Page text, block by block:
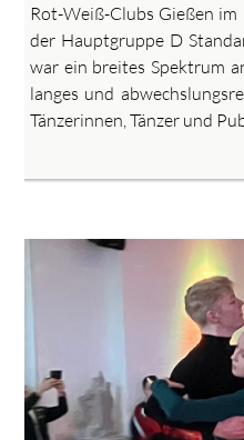
Rot-Weiß-Clubs Gießen
der Hauptgruppe D
war ein breites Spektrum
langes und
Tänzerinnen, Tänzer und